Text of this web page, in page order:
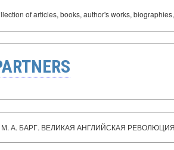
of articles, books, author's works,
М. А. БАРГ. ВЕЛИКАЯ АНГЛИЙСКАЯ